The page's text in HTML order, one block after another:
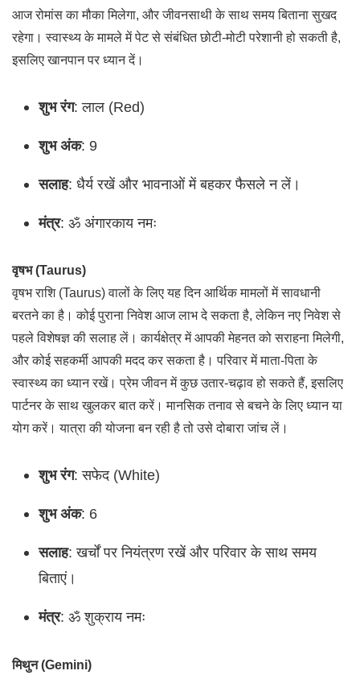
आज रोमांस का मौका मिलेगा, और जीवनसाथी के साथ समय बिताना सुखद
रहेगा। स्वास्थ्य के मामले में पेट से संबंधित छोटी-मोटी परेशानी हो सकती है,
इसलिए खानपान पर ध्यान दें।
शुभ रंग: लाल (Red)
शुभ अंक: 9
सलाह: धैर्य रखें और भावनाओं में बहकर फैसले न लें।
मंत्र: ॐ अंगारकाय नमः
वृषभ (Taurus)
वृषभ राशि (Taurus) वालों के लिए यह दिन आर्थिक मामलों में सावधानी
बरतने का है। कोई पुराना निवेश आज लाभ दे सकता है, लेकिन नए निवेश से
पहले विशेषज्ञ की सलाह लें। कार्यक्षेत्र में आपकी मेहनत को सराहना मिलेगी,
और कोई सहकर्मी आपकी मदद कर सकता है। परिवार में माता-पिता के
स्वास्थ्य का ध्यान रखें। प्रेम जीवन में कुछ उतार-चढ़ाव हो सकते हैं, इसलिए
पार्टनर के साथ खुलकर बात करें। मानसिक तनाव से बचने के लिए ध्यान या
योग करें। यात्रा की योजना बन रही है तो उसे दोबारा जांच लें।
शुभ रंग: सफेद (White)
शुभ अंक: 6
सलाह: खर्चों पर नियंत्रण रखें और परिवार के साथ समय
बिताएं।
मंत्र: ॐ शुक्राय नमः
मिथुन (Gemini)